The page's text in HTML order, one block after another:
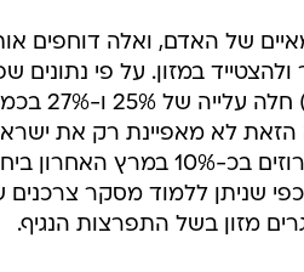
/
ShutterStock